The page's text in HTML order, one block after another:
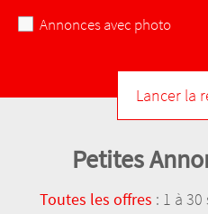
Annonces avec photo
Petites
Toutes les offres : 1 à 30